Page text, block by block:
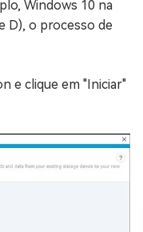
Windows 10 na
D), o processo de
e clique em "Iniciar"